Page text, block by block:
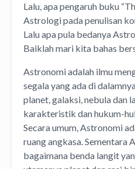
Lalu, apa pengaruh buku
Astrologi pada penulisan
Lalu apa pula bedanya
Baiklah mari kita bahas
Astronomi adalah ilmu
segala yang ada di
planet, galaksi, nebula dan
karakteristik dan hukum-
Secara umum, Astronomi
ruang angkasa. Sementara
bagaimana benda langit